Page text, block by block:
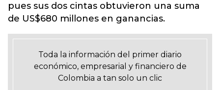
pues sus dos cintas obtuvieron una suma
de US$680 millones en ganancias.
Toda la información del primer diario
económico, empresarial y financiero de
Colombia a tan solo un clic